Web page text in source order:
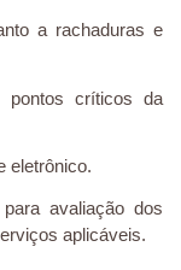
a rachaduras e
pontos críticos da
eletrônico.
avaliação dos
aplicáveis.